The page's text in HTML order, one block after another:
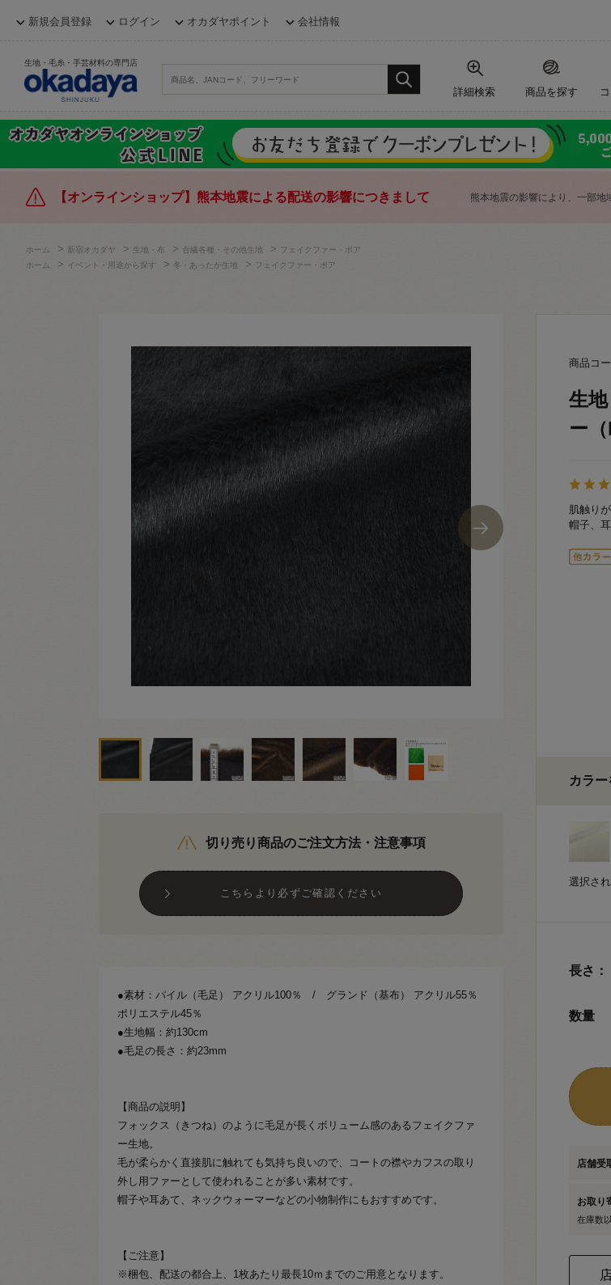
新規会員登録 ログイン オカダヤポイント 会社情報
生地・毛糸・手芸材料の専門店
詳細検索 商品を探す
【オンラインショップ】熊本地震による配送の影響につきまして 熊本地震の影響により、一部
ホーム > 新宿オカダヤ > 生地・布 > 合繊各種・その他生地 > フェイクファー・ボア
ホーム
> イベント・用途から探す > 冬・あったか生地 > フェイクファー・ボア
切り売り商品のご注文方法・注意事項
こちらより必ずご確認ください
●素材：パイル（毛足） アクリル100％ / グランド（基布） アクリル55％
ポリエステル45％
●生地幅：約130cm
●毛足の長さ：約23mm
【商品の説明】
フォックス（きつね）のように毛足が長くボリューム感のあるフェイクファ
ー生地。
毛が柔らかく直接肌に触れても気持ち良いので、コートの襟やカフスの取り
外し用ファーとして使われることが多い素材です。
帽子や耳あて、ネックウォーマーなどの小物制作にもおすすめです。
【ご注意】
※梱包、配送の都合上、1枚あたり最長10ｍまでのご用意となります。
商品コ
生
ー
肌触り
帽子、
カラ
選択さ
長さ：
数量
店舗受
お取り
在庫数